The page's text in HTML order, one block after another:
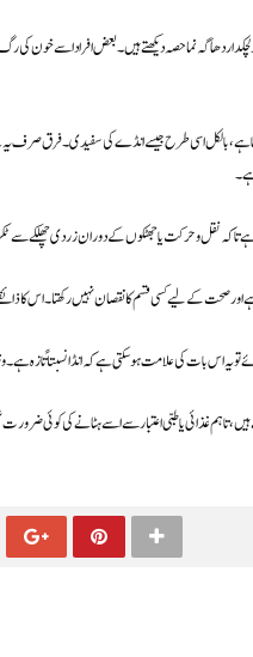
دھاگہ نما حصہ دیکھتے ہیں۔ بعض افراد اسے خون
ہے تاکہ نقل و حرکت یا جھٹکوں کے دوران زردی چھلکے سے
صحت کے لیے کسی قسم کا نقصان نہیں رکھتا۔ اس کا
یہ اس بات کی علامت ہو سکتی ہے کہ انڈا نسبتاً
تاہم غذائی یا طبی اعتبار سے اسے ہٹانے کی کوئی